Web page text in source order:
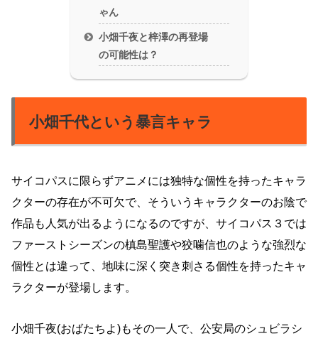
ゃん
小畑千夜と梓澤の再登場
の可能性は？
小畑千代という暴言キャラ
サイコパスに限らずアニメには独特な個性を持ったキャラ
クターの存在が不可欠で、そういうキャラクターのお陰で
作品も人気が出るようになるのですが、サイコパス３では
ファーストシーズンの槙島聖護や狡噛信也のような強烈な
個性とは違って、地味に深く突き刺さる個性を持ったキャ
ラクターが登場します。
小畑千夜(おばたちよ)もその一人で、公安局のシュビラシ